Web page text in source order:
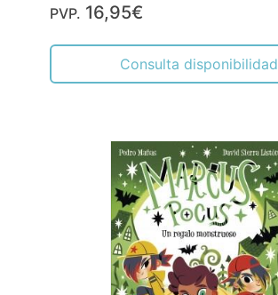
PVP. 16,95€
Consulta disponibilidad